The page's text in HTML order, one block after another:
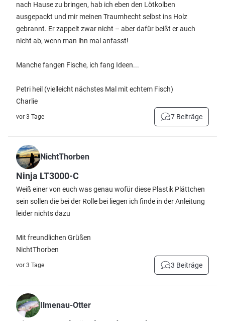
nach Hause zu bringen, hab ich eben den Lötkolben
ausgepackt und mir meinen Traumhecht selbst ins Holz
gebrannt. Er zappelt zwar nicht – aber dafür beißt er auch
nicht ab, wenn man ihn mal anfasst!
Manche fangen Fische, ich fang Ideen...
Petri heil (vielleicht nächstes Mal mit echtem Fisch)
Charlie
vor 3 Tage 7 Beiträge
NichtThorben
Ninja LT3000-C
Weiß einer von euch was genau wofür diese Plastik Plättchen
sein sollen die bei der Rolle bei liegen ich finde in der Anleitung
leider nichts dazu
Mit freundlichen Grüßen
NichtThorben
vor 3 Tage 3 Beiträge
Ilmenau-Otter